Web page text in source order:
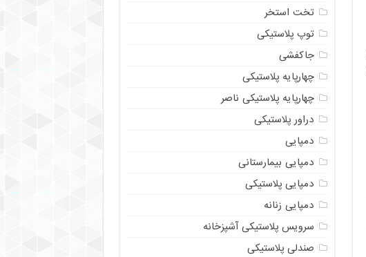
تخت استخر
توپ پلاستیکی
جاکفشی
چهارپایه پلاستیکی
چهارپایه پلاستیکی ناصر
دراور پلاستیکی
دمپایی
دمپایی بیمارستانی
دمپایی پلاستیکی
دمپایی زنانه
سرویس پلاستیکی آشپزخانه
صندلی پلاستیکی